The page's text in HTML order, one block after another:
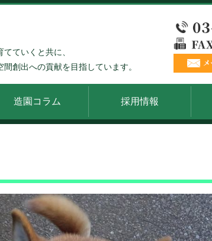
ていくと共に、
創出への貢献を目指しています。
造園コラム 採用情報